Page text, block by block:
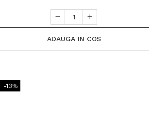
ADAUGA IN COS
-13%